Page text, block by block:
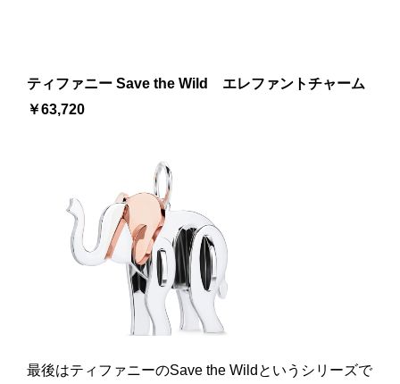
ティファニー Save the Wild エレファントチャーム
￥63,720
最後はティファニーのSave the Wildというシリーズで